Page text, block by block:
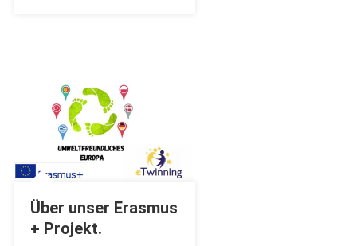
Über unser Erasmus
+ Projekt.